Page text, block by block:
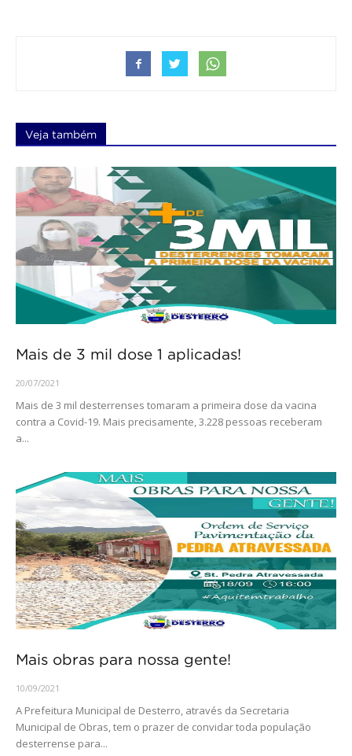
Veja também
Mais de 3 mil dose 1 aplicadas!
20/07/2021
Mais de 3 mil desterrenses tomaram a primeira dose da vacina
contra a Covid-19. Mais precisamente, 3.228 pessoas receberam
a...
Mais obras para nossa gente!
10/09/2021
A Prefeitura Municipal de Desterro, através da Secretaria
Municipal de Obras, tem o prazer de convidar toda população
desterrense para...